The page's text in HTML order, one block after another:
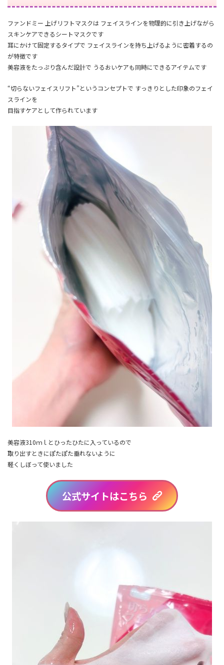
ファンドミー 上げリフトマスクは フェイスラインを物理的に引き上げながら
スキンケアできるシートマスクです
耳にかけて固定するタイプで フェイスラインを持ち上げるように密着するの
が特徴です
美容液をたっぷり含んだ設計で うるおいケアも同時にできるアイテムです
“切らないフェイスリフト”というコンセプトで すっきりとした印象のフェイ
スラインを
目指すケアとして作られています
美容液310ｍｌとひったひたに入っているので
取り出すときにぽたぽた垂れないように
軽くしぼって使いました
公式サイトはこちら